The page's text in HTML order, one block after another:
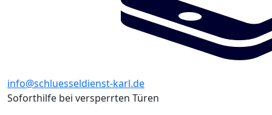
info@schluesseldienst-karl.de
Soforthilfe bei versperrten Türen